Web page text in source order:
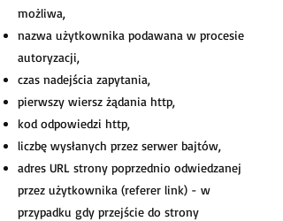
możliwa,
nazwa użytkownika podawana w procesie
autoryzacji,
czas nadejścia zapytania,
pierwszy wiersz żądania http,
kod odpowiedzi http,
liczbę wysłanych przez serwer bajtów,
adres URL strony poprzednio odwiedzanej
przez użytkownika (referer link) - w
przypadku gdy przejście do strony